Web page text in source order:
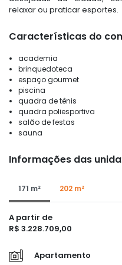
relaxar ou praticar esportes.
Características do
academia
brinquedoteca
espaço gourmet
piscina
quadra de tênis
quadra poliesportiva
salão de festas
sauna
Informações das
171 m² 202 m²
A partir de
R$ 3.228.709,00
Apartamento